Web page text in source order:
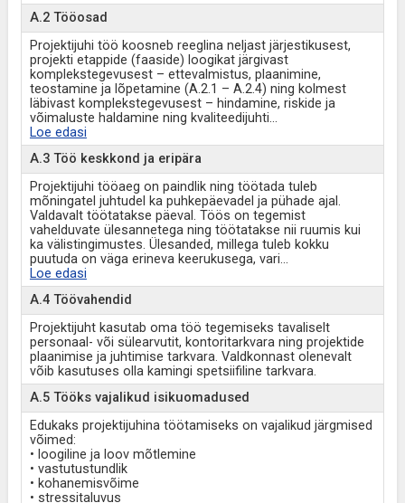
A.2 Tööosad
Projektijuhi töö koosneb reeglina neljast järjestikusest,
projekti etappide (faaside) loogikat järgivast
komplekstegevusest – ettevalmistus, plaanimine,
teostamine ja lõpetamine (A.2.1 – A.2.4) ning kolmest
läbivast komplekstegevusest – hindamine, riskide ja
võimaluste haldamine ning kvaliteedijuhti...
Loe edasi
A.3 Töö keskkond ja eripära
Projektijuhi tööaeg on paindlik ning töötada tuleb
mõningatel juhtudel ka puhkepäevadel ja pühade ajal.
Valdavalt töötatakse päeval. Töös on tegemist
vahelduvate ülesannetega ning töötatakse nii ruumis kui
ka välistingimustes. Ülesanded, millega tuleb kokku
puutuda on väga erineva keerukusega, vari...
Loe edasi
A.4 Töövahendid
Projektijuht kasutab oma töö tegemiseks tavaliselt
personaal- või sülearvutit, kontoritarkvara ning projektide
plaanimise ja juhtimise tarkvara. Valdkonnast olenevalt
võib kasutuses olla kamingi spetsiifiline tarkvara.
A.5 Tööks vajalikud isikuomadused
Edukaks projektijuhina töötamiseks on vajalikud järgmised
võimed:
• loogiline ja loov mõtlemine
• vastutustundlik
• kohanemisvõime
• stressitaluvus